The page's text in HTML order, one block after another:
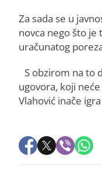
Za sada se u
novca nego što je
uračunatog
S obzirom na to
ugovora, koji
Vlahović inače